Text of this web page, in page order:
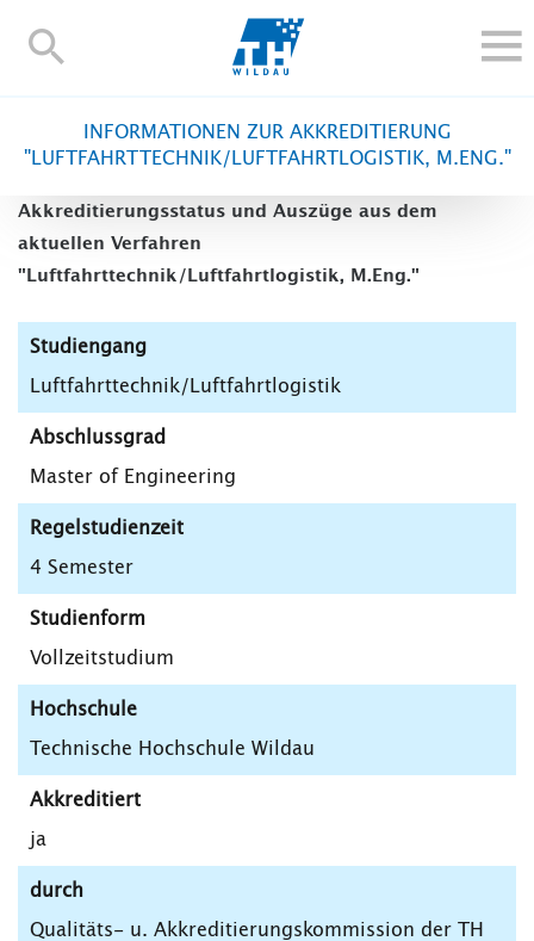
TH-
IM STUDIUM
FORSCHUNG UND TRANSFER
ALUMNI
HOCHSCHULE
BESCHÄFTIGTE
Blogs Kontakt und Anfahrt Webmail
TH Online-Portal
INFORMATIONEN ZUR AKKREDITIERUNG
"LUFTFAHRTTECHNIK/LUFTFAHRTLOGISTIK, M.ENG."
Akkreditierungsstatus und Auszüge aus dem
aktuellen Verfahren
"Luftfahrttechnik/Luftfahrtlogistik, M.Eng."
Studiengang
Luftfahrttechnik/Luftfahrtlogistik
Abschlussgrad
Master of Engineering
Regelstudienzeit
4 Semester
Studienform
Vollzeitstudium
Hochschule
Technische Hochschule Wildau
Akkreditiert
ja
durch
Qualitäts- u. Akkreditierungskommission der TH